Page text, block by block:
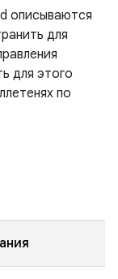
описываются
для
для этого
по